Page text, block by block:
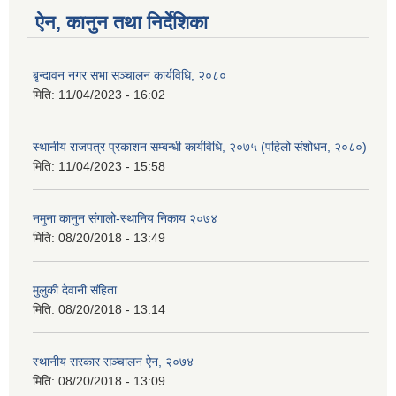
ऐन, कानुन तथा निर्देशिका
बृन्दावन नगर सभा सञ्चालन कार्यविधि, २०८०
मिति: 11/04/2023 - 16:02
स्थानीय राजपत्र प्रकाशन सम्बन्धी कार्यविधि, २०७५ (पहिलो संशोधन, २०८०)
मिति: 11/04/2023 - 15:58
नमुना कानुन संगालो-स्थानिय निकाय २०७४
मिति: 08/20/2018 - 13:49
मुलुकी देवानी संहिता
मिति: 08/20/2018 - 13:14
स्थानीय सरकार सञ्चालन ऐन, २०७४
मिति: 08/20/2018 - 13:09